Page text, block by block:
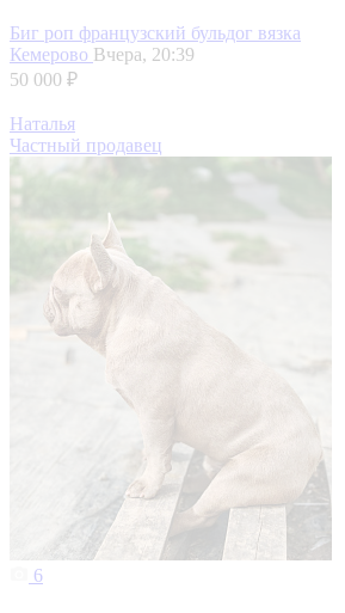
Биг роп французский бульдог вязка
Кемерово Вчера, 20:39
50 000 ₽
Наталья
Частный продавец
6